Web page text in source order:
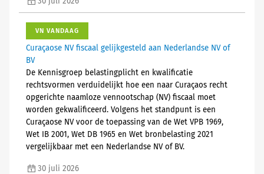
VN VANDAAG
Curaçaose NV fiscaal gelijkgesteld aan Nederlandse NV of
BV
De Kennisgroep belastingplicht en kwalificatie
rechtsvormen verduidelijkt hoe een naar Curaçaos recht
opgerichte naamloze vennootschap (NV) fiscaal moet
worden gekwalificeerd. Volgens het standpunt is een
Curaçaose NV voor de toepassing van de Wet VPB 1969,
Wet IB 2001, Wet DB 1965 en Wet bronbelasting 2021
vergelijkbaar met een Nederlandse NV of BV.
30 juli 2026